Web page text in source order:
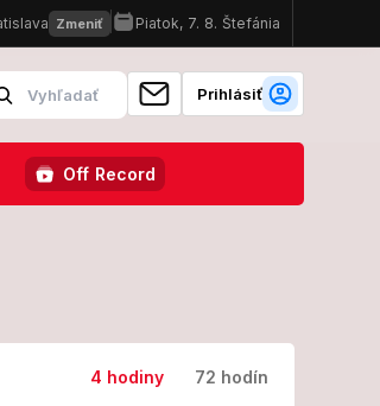
ich podľa postáv a príbehov?
Prihlásiť
Off Record
4 hodiny 72 hodín